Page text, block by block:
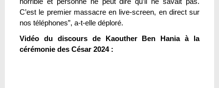
C’est le premier massacre en live-screen, en direct sur
nos téléphones”, a-t-elle déploré.
Vidéo du discours de Kaouther Ben Hania à la
cérémonie des César 2024 :